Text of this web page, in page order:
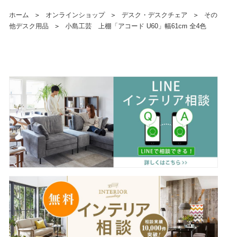
ホーム ＞ オンラインショップ ＞ デスク・デスクチェア ＞
その
他デスク用品
＞ 小島工芸 上棚「アコード U60」幅61cm 全4色